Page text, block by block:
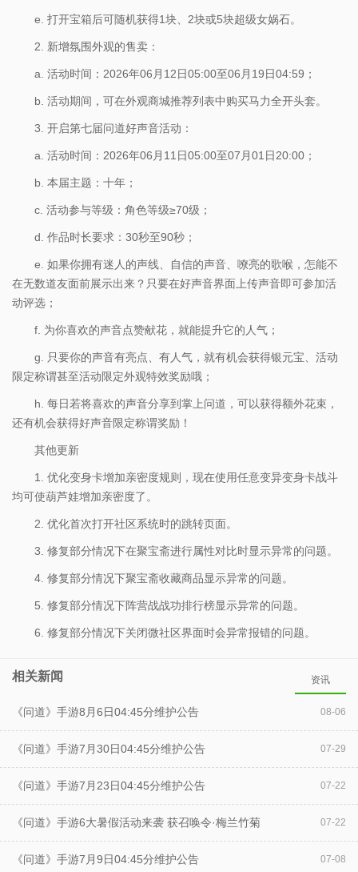
e. 打开宝箱后可随机获得1块、2块或5块超级女娲石。
2. 新增氛围外观的售卖：
a. 活动时间：2026年06月12日05:00至06月19日04:59；
b. 活动期间，可在外观商城推荐列表中购买马力全开头套。
3. 开启第七届问道好声音活动：
a. 活动时间：2026年06月11日05:00至07月01日20:00；
b. 本届主题：十年；
c. 活动参与等级：角色等级≥70级；
d. 作品时长要求：30秒至90秒；
e. 如果你拥有迷人的声线、自信的声音、嘹亮的歌喉，怎能不
在无数道友面前展示出来？只要在好声音界面上传声音即可参加活
动评选；
f. 为你喜欢的声音点赞献花，就能提升它的人气；
g. 只要你的声音有亮点、有人气，就有机会获得银元宝、活动
限定称谓甚至活动限定外观特效奖励哦；
h. 每日若将喜欢的声音分享到掌上问道，可以获得额外花束，
还有机会获得好声音限定称谓奖励！
其他更新
1. 优化变身卡增加亲密度规则，现在使用任意变异变身卡战斗
均可使葫芦娃增加亲密度了。
2. 优化首次打开社区系统时的跳转页面。
3. 修复部分情况下在聚宝斋进行属性对比时显示异常的问题。
4. 修复部分情况下聚宝斋收藏商品显示异常的问题。
5. 修复部分情况下阵营战战功排行榜显示异常的问题。
6. 修复部分情况下关闭微社区界面时会异常报错的问题。
相关新闻 资讯
《问道》手游8月6日04:45分维护公告 08-06
《问道》手游7月30日04:45分维护公告 07-29
《问道》手游7月23日04:45分维护公告 07-22
《问道》手游6大暑假活动来袭 获召唤令·梅兰竹菊 07-22
《问道》手游7月9日04:45分维护公告 07-08